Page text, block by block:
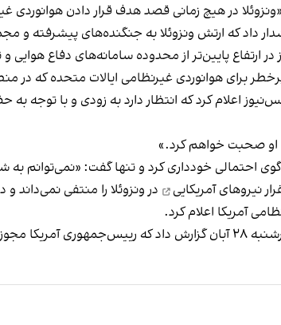
در هیچ زمانی قصد هدف قرار دادن هوانوردی
داد که ارتش ونزوئلا به جنگنده‌های پیشرفته و
در ارتفاع پایین‌تر از محدوده سامانه‌های دفاع
برای هوانوردی غیرنظامی ایالات متحده که در
اعلام کرد که انتظار دارد به زودی و با توجه
او صحبت خواهم کرد.»
احتمالی خودداری کرد و تنها گفت:
نیروهای آمریکایی
در ونزوئلا را منتفی
آمریکا اعلام کرد.
سازمان سی‌آی‌ای برای اقدامات مخفیانه در ونزوئلا را صادر کرده است.